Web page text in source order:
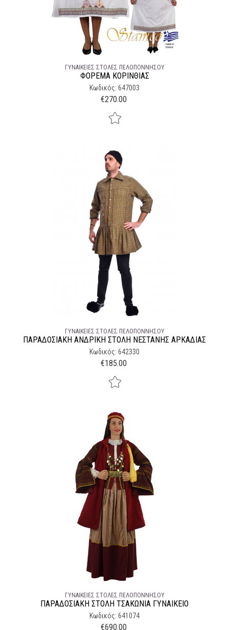
ΓΥΝΑΙΚΕΊΕΣ ΣΤΟΛΈΣ ΠΕΛΟΠΌΝΝΗΣΟΥ
ΦΌΡΕΜΑ ΚΟΡΙΝΘΙΑΣ
Κωδικός: 647003
€270.00
ΓΥΝΑΙΚΕΊΕΣ ΣΤΟΛΈΣ ΠΕΛΟΠΌΝΝΗΣΟΥ
ΠΑΡΑΔΟΣΙΑΚΉ ΑΝΔΡΙΚΉ ΣΤΟΛΉ ΝΕΣΤΆΝΗΣ ΑΡΚΑΔΊΑΣ
Κωδικός: 642330
€185.00
ΓΥΝΑΙΚΕΊΕΣ ΣΤΟΛΈΣ ΠΕΛΟΠΌΝΝΗΣΟΥ
ΠΑΡΑΔΟΣΙΑΚΉ ΣΤΟΛΉ ΤΣΑΚΩΝΙΆ ΓΥΝΑΙΚΕΙΟ
Κωδικός: 641074
€690.00